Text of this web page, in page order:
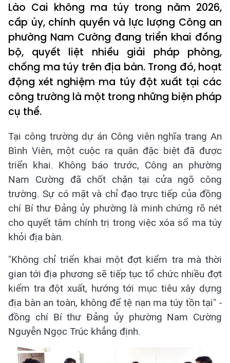
Lào Cai không ma túy trong năm 2026,
cấp ủy, chính quyền và lực lượng Công an
phường Nam Cường đang triển khai đồng
bộ, quyết liệt nhiều giải pháp phòng,
chống ma túy trên địa bàn. Trong đó, hoạt
động xét nghiệm ma túy đột xuất tại các
công trường là một trong những biện pháp
cụ thể.
​Tại công trường dự án Công viên nghĩa trang An
Bình Viên, một cuộc ra quân đặc biệt đã được
triển khai. Không báo trước, Công an phường
Nam Cường đã chốt chặn tại cửa ngõ công
trường. Sự có mặt và chỉ đạo trực tiếp của đồng
chí Bí thư Đảng ủy phường là minh chứng rõ nét
cho quyết tâm chính trị trong việc xóa sổ ma túy
khỏi địa bàn.
"Không chỉ triển khai một đợt kiểm tra mà thời
gian tới địa phương sẽ tiếp tục tổ chức nhiều đợt
kiểm tra đột xuất, hướng tới mục tiêu xây dựng
địa bàn an toàn, không để tệ nạn ma túy tồn tại" -
đồng chí Bí thư Đảng ủy phường Nam Cường
Nguyễn Ngọc Trúc khẳng định.